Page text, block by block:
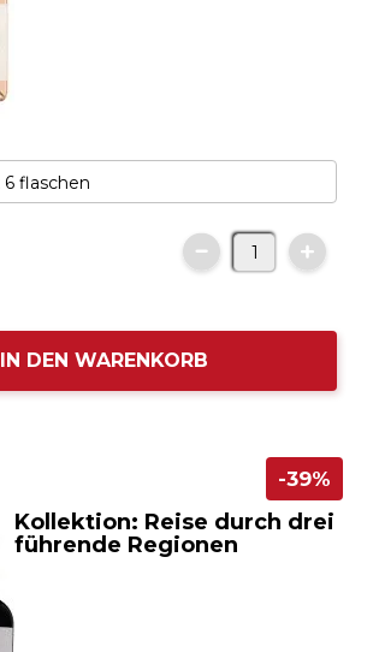
IN DEN WARENKORB
Kollektion: Reise durch drei
führende Regionen
-39%